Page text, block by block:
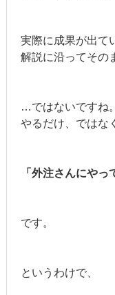
実際に成果が出て
解説に沿ってその
…ではないですね。
やるだけ、ではなく
「外注さんにやっ
です。
というわけで、